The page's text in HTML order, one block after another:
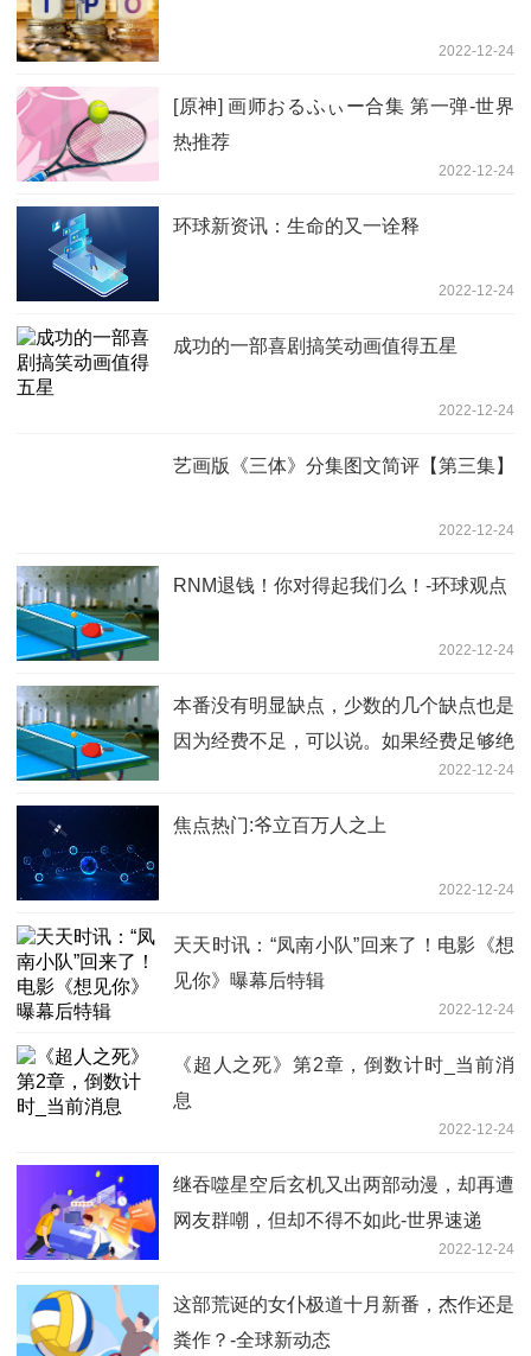
2022-12-24
[原神] 画师おるふぃー合集 第一弹-世界
热推荐
2022-12-24
环球新资讯：生命的又一诠释
2022-12-24
成功的一部喜剧搞笑动画值得五星
2022-12-24
艺画版《三体》分集图文简评【第三集】
2022-12-24
RNM退钱！你对得起我们么！-环球观点
2022-12-24
本番没有明显缺点，少数的几个缺点也是
因为经费不足，可以说。如果经费足够绝
2022-12-24
焦点热门:爷立百万人之上
2022-12-24
天天时讯：“凤南小队”回来了！电影《想
见你》曝幕后特辑
2022-12-24
《超人之死》第2章，倒数计时_当前消
息
2022-12-24
继吞噬星空后玄机又出两部动漫，却再遭
网友群嘲，但却不得不如此-世界速递
2022-12-24
这部荒诞的女仆极道十月新番，杰作还是
粪作？-全球新动态